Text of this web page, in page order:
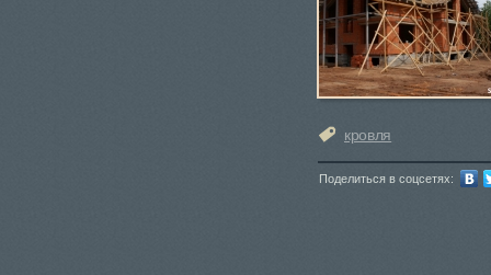
кровля
Поделиться в соцсетях: